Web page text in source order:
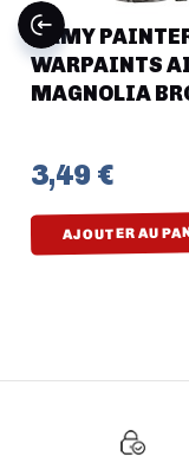
ARMY
WARPAINTS
MAGNOLIA
3,49 €
AJOUTER AU